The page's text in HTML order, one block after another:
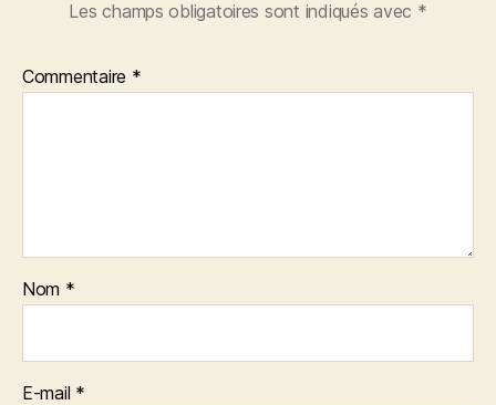
Les champs obligatoires sont indiqués avec *
Commentaire *
Nom *
E-mail *